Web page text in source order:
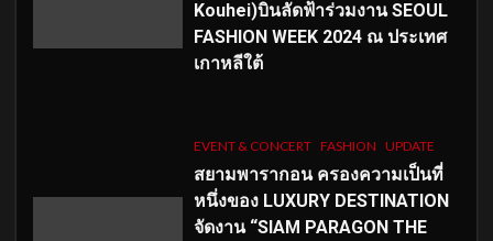
Kouhei)บินลัดฟ้าร่วมงาน SEOUL
FASHION WEEK 2024 ณ ประเทศ
เกาหลีใต้
EVENT & CONCERT FASHION UPDATE
สยามพารากอน ครองความเป็นที่
หนึ่งของ LUXURY DESTINATION
จัดงาน “SIAM PARAGON THE